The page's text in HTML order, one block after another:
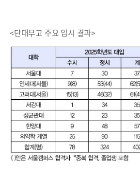
<단대부고 주요 입시 결과>